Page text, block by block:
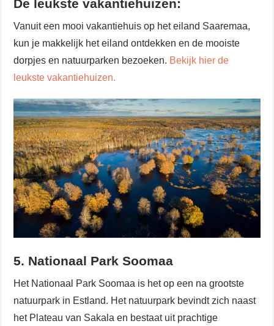
De leukste vakantiehuizen:
Vanuit een mooi vakantiehuis op het eiland Saaremaa,
kun je makkelijk het eiland ontdekken en de mooiste
dorpjes en natuurparken bezoeken. Bekijk hier de
leukste vakantiehuizen.
5. Nationaal Park Soomaa
Het Nationaal Park Soomaa is het op een na grootste
natuurpark in Estland. Het natuurpark bevindt zich naast
het Plateau van Sakala en bestaat uit prachtige